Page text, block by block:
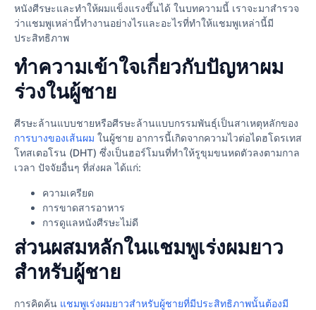
หนังศีรษะและทำให้ผมแข็งแรงขึ้นได้ ในบทความนี้ เราจะมาสำรวจ
ว่าแชมพูเหล่านี้ทำงานอย่างไรและอะไรที่ทำให้แชมพูเหล่านี้มี
ประสิทธิภาพ
ทำความเข้าใจเกี่ยวกับปัญหาผม
ร่วงในผู้ชาย
ศีรษะล้านแบบชายหรือศีรษะล้านแบบกรรมพันธุ์เป็นสาเหตุหลักของ
การบางของเส้นผม ในผู้ชาย อาการนี้เกิดจากความไวต่อไดฮโดรเทส
โทสเตอโรน (DHT) ซึ่งเป็นฮอร์โมนที่ทำให้รูขุมขนหดตัวลงตามกาล
เวลา ปัจจัยอื่นๆ ที่ส่งผล ได้แก่:
ความเครียด
การขาดสารอาหาร
การดูแลหนังศีรษะไม่ดี
ส่วนผสมหลักในแชมพูเร่งผมยาว
สำหรับผู้ชาย
การคิดค้น แชมพูเร่งผมยาวสำหรับผู้ชายที่มีประสิทธิภาพนั้นต้องมี